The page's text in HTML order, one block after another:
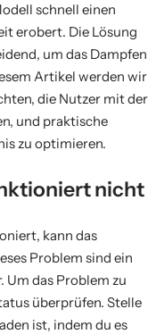
schnell einen
erobert. Die Lösung
um das Dampfen
Artikel werden wir
die Nutzer mit der
und praktische
zu optimieren.
nicht
kann das
Problem sind ein
Um das Problem zu
überprüfen. Stelle
ist, indem du es